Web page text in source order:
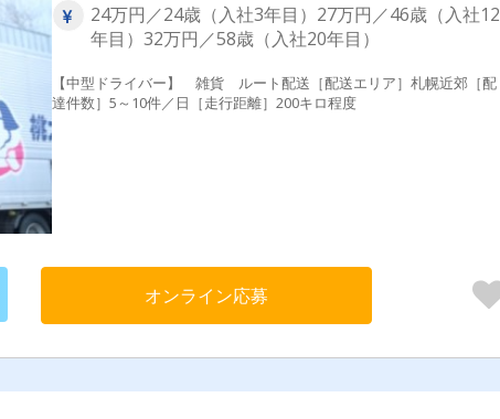
24万円／24歳（入社3年目）27万円／46歳（入社12
年目）32万円／58歳（入社20年目）
【中型ドライバー】 雑貨 ルート配送［配送エリア］札幌近郊［配
達件数］5～10件／日［走行距離］200キロ程度
オンライン応募